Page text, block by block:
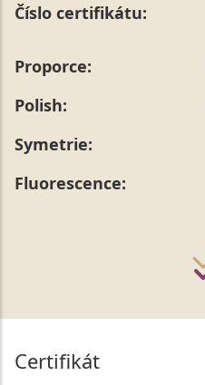
Číslo certifikátu:
Proporce:
Polish:
Symetrie:
Fluorescence:
Certifikát